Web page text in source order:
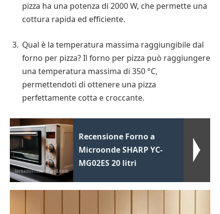
pizza ha una potenza di 2000 W, che permette una
cottura rapida ed efficiente.
Qual è la temperatura massima raggiungibile dal
forno per pizza? Il forno per pizza può raggiungere
una temperatura massima di 350 °C,
permettendoti di ottenere una pizza
perfettamente cotta e croccante.
Recensione Forno a
Microonde SHARP YC-
MG02ES 20 litri